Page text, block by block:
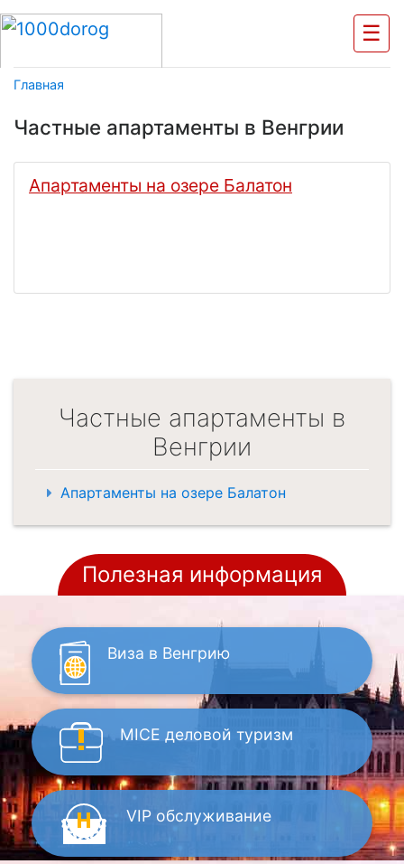
☰
Главная
Частные апартаменты в Венгрии
Апартаменты на озере Балатон
Частные апартаменты в
Венгрии
Апартаменты на озере Балатон
Полезная информация
Виза в Венгрию
MICE деловой туризм
VIP обслуживание